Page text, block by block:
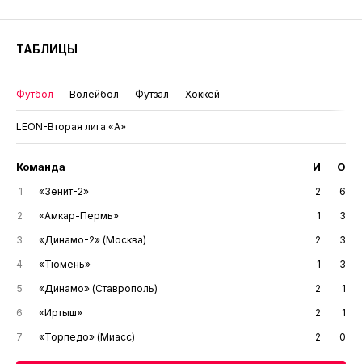
ТАБЛИЦЫ
Футбол Волейбол Футзал Хоккей
LEON-Вторая лига «А»
Команда И О
1 «Зенит-2» 2
6
2
«Амкар-Пермь» 1
3
3
«Динамо-2» (Москва) 2
3
4
«Тюмень» 1
3
5
«Динамо» (Ставрополь) 2
1
6
«Иртыш» 2
1
7
«Торпедо» (Миасс) 2 0